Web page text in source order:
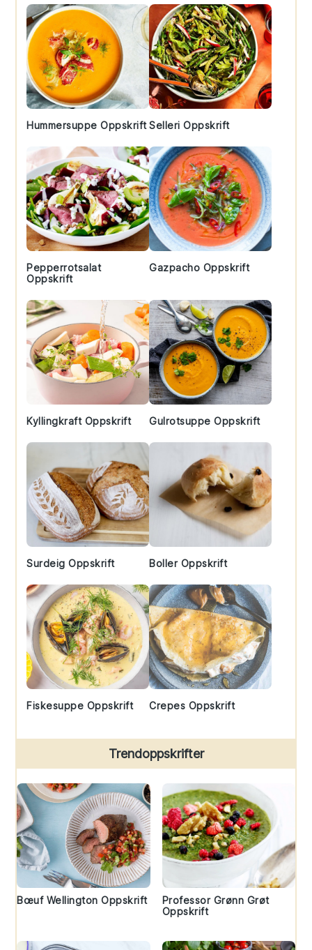
Hummersuppe OppskriftSelleri Oppskrift
Pepperrotsalat
Oppskrift
Gazpacho Oppskrift
Kyllingkraft Oppskrift Gulrotsuppe Oppskrift
Surdeig Oppskrift Boller Oppskrift
Fiskesuppe Oppskrift Crepes Oppskrift
Trendoppskrifter
Bœuf Wellington Oppskrift
Professor Grønn Grøt
Oppskrift